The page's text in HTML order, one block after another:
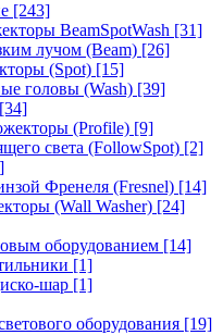
[243]
BeamSpotWash [31]
лучом (Beam) [26]
(Spot) [15]
головы (Wash) [39]
[34]
(Profile) [9]
света (FollowSpot) [2]
Френеля (Fresnel) [14]
(Wall Washer) [24]
оборудованием [14]
[1]
шар [1]
оборудования [19]